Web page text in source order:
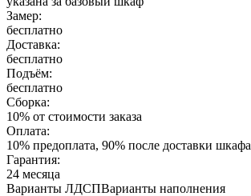
Замер:
бесплатно
Доставка:
бесплатно
Подъём:
бесплатно
Сборка:
10% от стоимости заказа
Оплата:
10% предоплата, 90% после доставки шкафа
Гарантия:
24 месяца
Варианты ЛДСПВарианты наполнения